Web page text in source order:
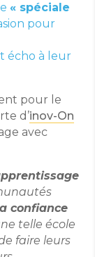
« spéciale
pour
écho à leur
pour le
d’inov-On
avec
confiance
telle école
faire leurs